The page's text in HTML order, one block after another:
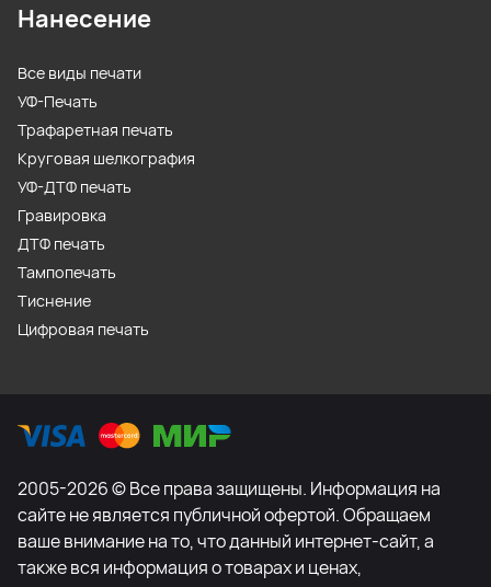
Нанесение
Все виды печати
УФ-Печать
Трафаретная печать
Круговая шелкография
УФ-ДТФ печать
Гравировка
ДТФ печать
Тампопечать
Тиснение
Цифровая печать
2005-2026 © Все права защищены. Информация на
сайте не является публичной офертой. Обращаем
ваше внимание на то, что данный интернет-сайт, а
также вся информация о товарах и ценах,